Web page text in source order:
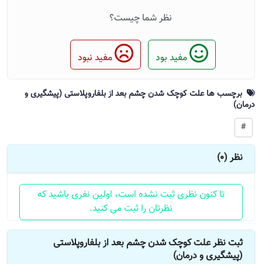
نظر شما چیست؟
مفید بود مفید نبود
برچسب ها علت کوچک شدن چشم بعد از بلفاروپلاستی (پیشگیری و
درمان)
#
نظر (0)
تا کنون نظری ثبت نشده است، اولین نفری باشید که
نظرتان را ثبت می کنید.
ثبت نظر علت کوچک شدن چشم بعد از بلفاروپلاستی
(پیشگیری و درمان)